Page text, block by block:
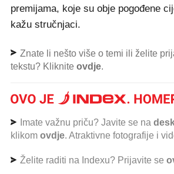
premijama, koje su obje pogođene
kažu stručnjaci.
Znate li nešto više o temi ili želite
tekstu? Kliknite ovdje.
Imate važnu priču? Javite se na
klikom ovdje. Atraktivne fotografije i
Želite raditi na Indexu? Prijavite se